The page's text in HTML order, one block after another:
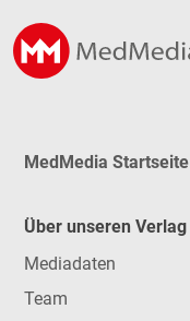
MedMedia Startseite
Über unseren Verlag
Mediadaten
Team